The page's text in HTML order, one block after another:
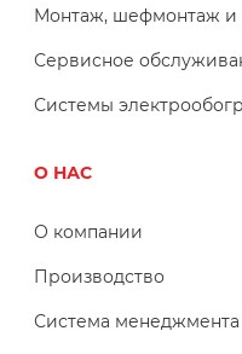
Монтаж, шефмонтаж и
Сервисное
Системы
О НАС
О компании
Производство
Система менеджмента